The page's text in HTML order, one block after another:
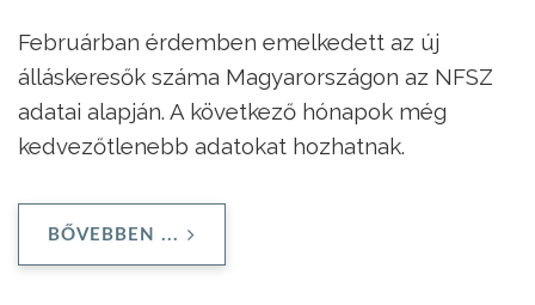
Februárban érdemben emelkedett az új
álláskeresők száma Magyarországon az NFSZ
adatai alapján. A következő hónapok még
kedvezőtlenebb adatokat hozhatnak.
BŐVEBBEN ...